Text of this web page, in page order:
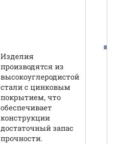
Изделия
производятся из
высокоуглеродистой
стали с цинковым
покрытием, что
обеспечивает
конструкции
достаточный запас
прочности.